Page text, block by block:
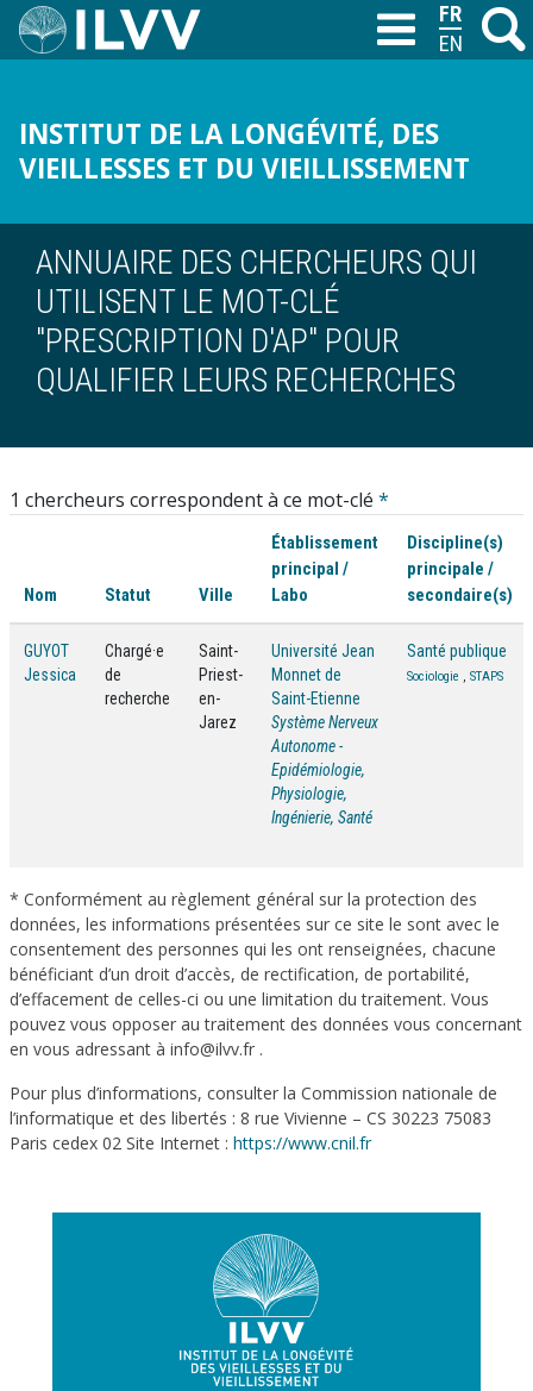
Aller
au
M
INSTITUT DE LA LONGÉVITÉ, DES
VIEILLESSES ET DU VIEILLISSEMENT
T
ANNUAIRE DES CHERCHEURS QUI
UTILISENT LE MOT-CLÉ
"PRESCRIPTION D'AP" POUR
QUALIFIER LEURS RECHERCHES
1 chercheurs correspondent à ce mot-clé *
Nom Statut Ville
Établissement
principal /
Labo
Discipline(s)
principale /
secondaire(s)
GUYOT
Jessica
Chargé·e
de
recherche
Saint-
Priest-
en-
Jarez
Université Jean
Monnet de
Saint-Etienne
Système Nerveux
Autonome -
Epidémiologie,
Physiologie,
Ingénierie, Santé
Santé publique
Sociologie , STAPS
* Conformément au règlement général sur la protection des
données, les informations présentées sur ce site le sont avec le
consentement des personnes qui les ont renseignées, chacune
bénéficiant d’un droit d’accès, de rectification, de portabilité,
d’effacement de celles-ci ou une limitation du traitement. Vous
pouvez vous opposer au traitement des données vous concernant
en vous adressant à info@ilvv.fr .
Pour plus d’informations, consulter la Commission nationale de
l’informatique et des libertés : 8 rue Vivienne – CS 30223 75083
Paris cedex 02 Site Internet : https://www.cnil.fr
FRANÇAIS
ENGLISH